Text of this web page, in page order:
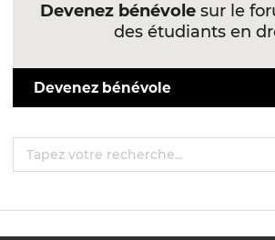
Devenez bénévolesur le
des étudiants en
Devenez bénévole